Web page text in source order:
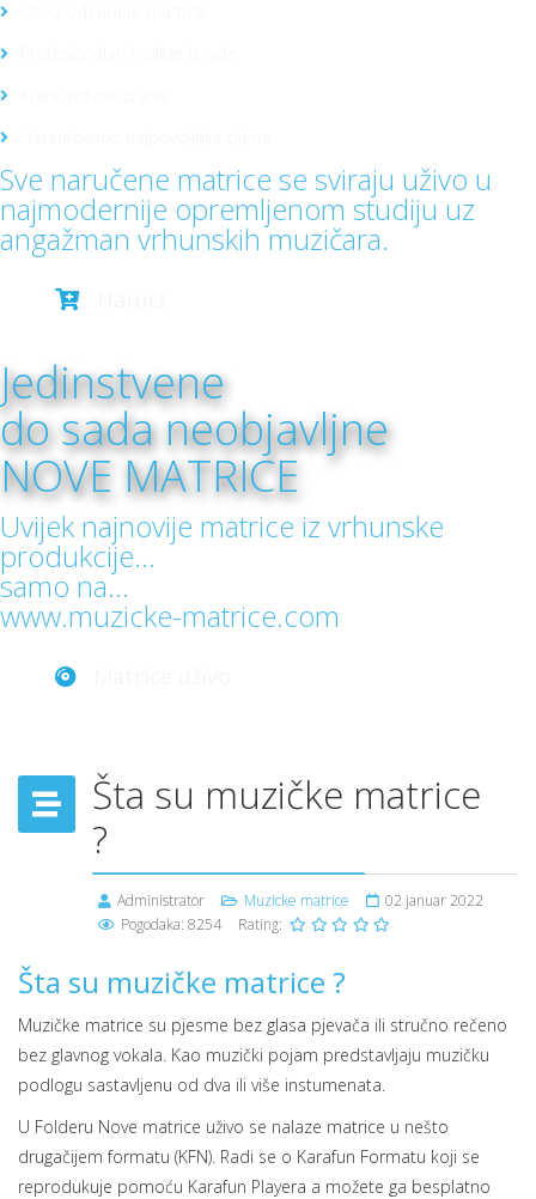
Sve naručene matrice se sviraju uživo u
najmodernije opremljenom studiju uz
angažman vrhunskih muzičara.
Jedinstvene
do sada neobjavljne
NOVE MATRICE
Uvijek najnovije matrice iz vrhunske
produkcije...
samo na...
www.muzicke-matrice.com
Šta su muzičke matrice
?
Administrator Muzicke matrice
02 januar 2022
Pogodaka: 8254
Rating:
Šta su muzičke matrice ?
Muzičke matrice su pjesme bez glasa pjevača ili stručno rečeno
bez glavnog vokala. Kao muzički pojam predstavljaju muzičku
podlogu sastavljenu od dva ili više instumenata.
U Folderu Nove matrice uživo se nalaze matrice u nešto
drugačijem formatu (KFN). Radi se o Karafun Formatu koji se
reprodukuje pomoću Karafun Playera a možete ga besplatno